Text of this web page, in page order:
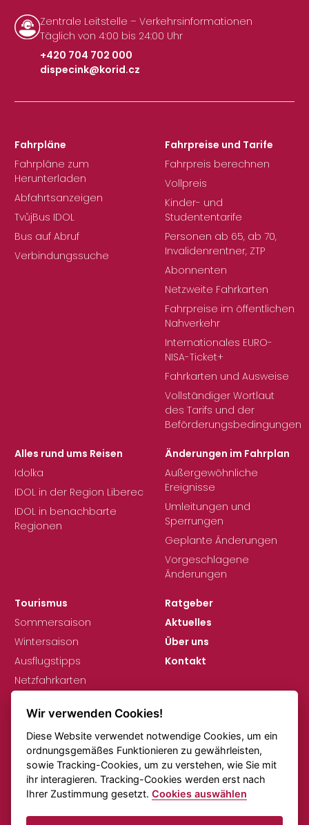
Zentrale Leitstelle – Verkehrsinformationen
Täglich von 4:00 bis 24:00 Uhr
+420 704 702 000
|
dispecink@korid.cz
Fahrpläne
Fahrpläne zum
Herunterladen
Abfahrtsanzeigen
TvůjBus IDOL
Bus auf Abruf
Verbindungssuche
Fahrpreise und Tarife
Fahrpreis berechnen
Vollpreis
Kinder- und
Studententarife
Personen ab 65, ab 70,
Invalidenrentner, ZTP
Abonnenten
Netzweite Fahrkarten
Fahrpreise im öffentlichen
Nahverkehr
Internationales EURO-
NISA-Ticket+
Fahrkarten und Ausweise
Vollständiger Wortlaut
des Tarifs und der
Beförderungsbedingungen
Alles rund ums Reisen
Idolka
IDOL in der Region Liberec
IDOL in benachbarte
Regionen
Änderungen im Fahrplan
Außergewöhnliche
Ereignisse
Umleitungen und
Sperrungen
Geplante Änderungen
Vorgeschlagene
Änderungen
Tourismus
Sommersaison
Wintersaison
Ausflugstipps
Netzfahrkarten
Ratgeber
Aktuelles
Über uns
Kontakt
DSGVO
Cookie-Einstellungen
Anmerkungen zu den Fahrplänen
Online-Verkehr
Wir verwenden Cookies!
Diese Website verwendet notwendige Cookies, um ein
ordnungsgemäßes Funktionieren zu gewährleisten,
sowie Tracking-Cookies, um zu verstehen, wie Sie mit
ihr interagieren. Tracking-Cookies werden erst nach
Ihrer Zustimmung gesetzt.Cookies auswählen